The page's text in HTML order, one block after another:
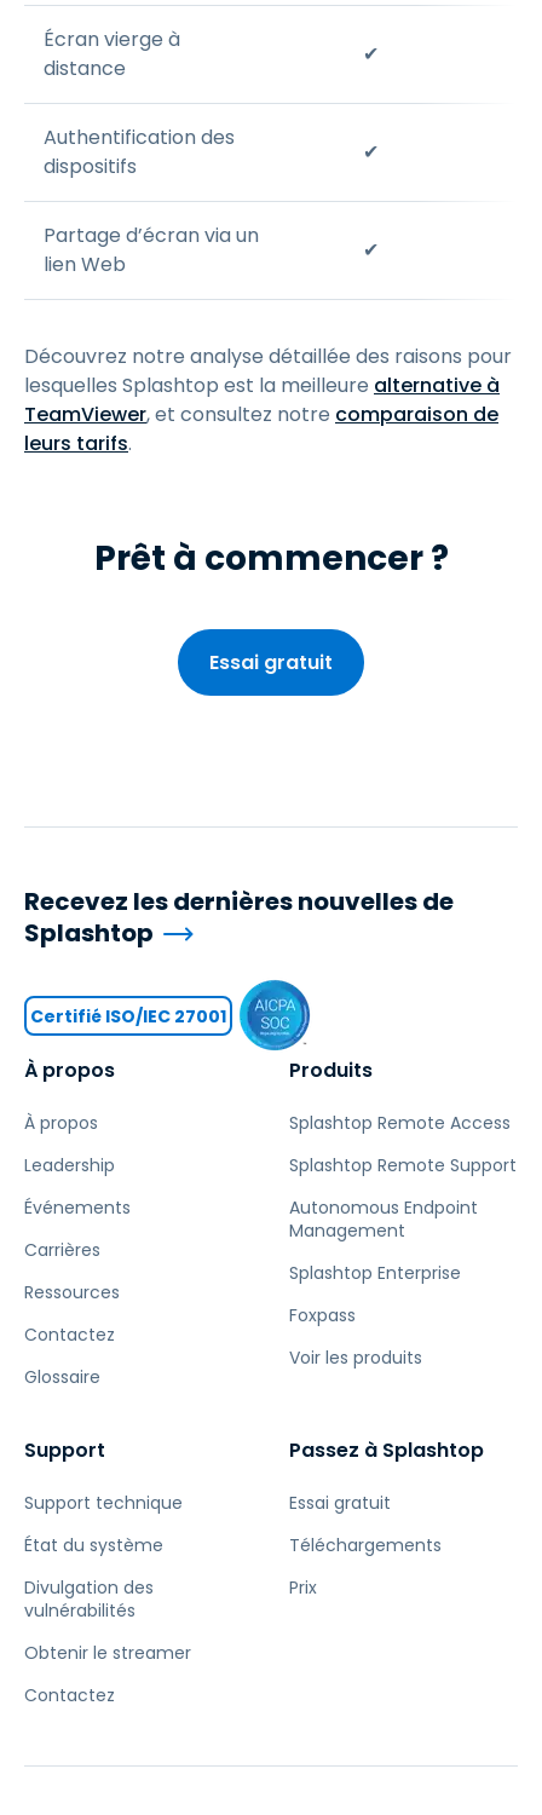
Écran vierge à
distance
✔
Authentification des
dispositifs
✔
Partage d’écran via un
lien Web
✔
Découvrez notre analyse détaillée des raisons pour
lesquelles Splashtop est la meilleure alternative à
TeamViewer, et consultez notre comparaison de
leurs tarifs.
Prêt à commencer ?
Essai gratuit
À propos
À propos
Leadership
Événements
Carrières
Ressources
Contactez
Glossaire
Produits
Splashtop Remote Access
Splashtop Remote Support
Autonomous Endpoint
Management
Splashtop Enterprise
Foxpass
Voir les produits
Support
Support technique
État du système
Divulgation des
vulnérabilités
Obtenir le streamer
Contactez
Passez à Splashtop
Essai gratuit
Téléchargements
Prix
Recevez les dernières nouvelles de
Splashtop
Certifié ISO/IEC 27001